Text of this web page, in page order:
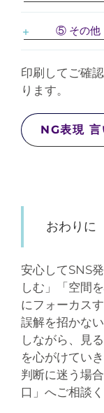
⑤ その他
印刷してご確
ります。
NG表現
おわりに
安心してSNS
しむ」「空間
にフォーカス
誤解を招かな
しながら、見
を心がけていき
判断に迷う場
口」へご相談く